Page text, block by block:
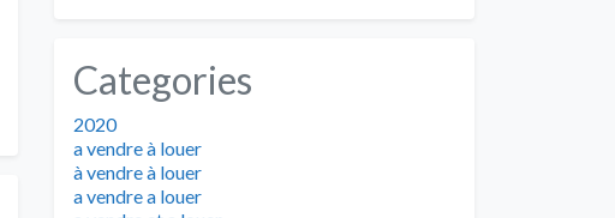
Categories
2020
a vendre à louer
à vendre à louer
a vendre a louer